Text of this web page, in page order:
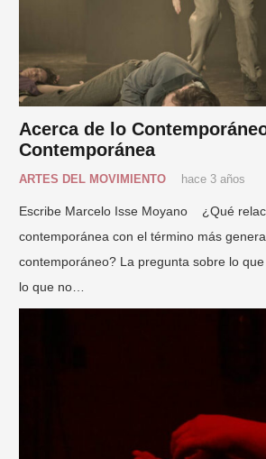
Acerca de lo
Contemporánea
ARTES DEL MOVIMIENTO hace 3 años
Escribe Marcelo Isse Moyano ¿Qué
contemporánea con el término más
contemporáneo? La pregunta sobre lo
lo que no…